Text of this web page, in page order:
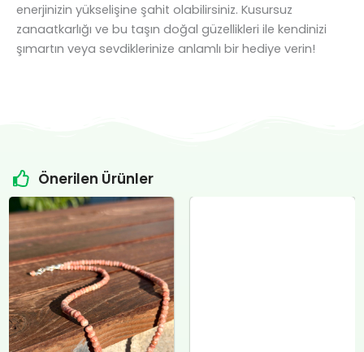
enerjinizin yükselişine şahit olabilirsiniz. Kusursuz
zanaatkarlığı ve bu taşın doğal güzellikleri ile kendinizi
şımartın veya sevdiklerinize anlamlı bir hediye verin!
Önerilen Ürünler
Orijinal
fiyat:
₺4.800,00.
Şu
andaki
fiyat:
₺4.500,00.